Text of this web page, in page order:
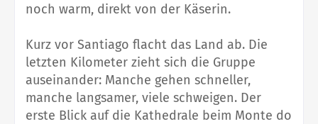
noch warm, direkt von der Käserin.
Kurz vor Santiago flacht das Land ab. Die
letzten Kilometer zieht sich die Gruppe
auseinander: Manche gehen schneller,
manche langsamer, viele schweigen. Der
erste Blick auf die Kathedrale beim Monte do